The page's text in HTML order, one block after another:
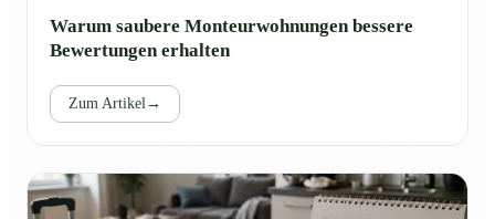
Warum saubere Monteurwohnungen bessere
Bewertungen erhalten
Zum Artikel→